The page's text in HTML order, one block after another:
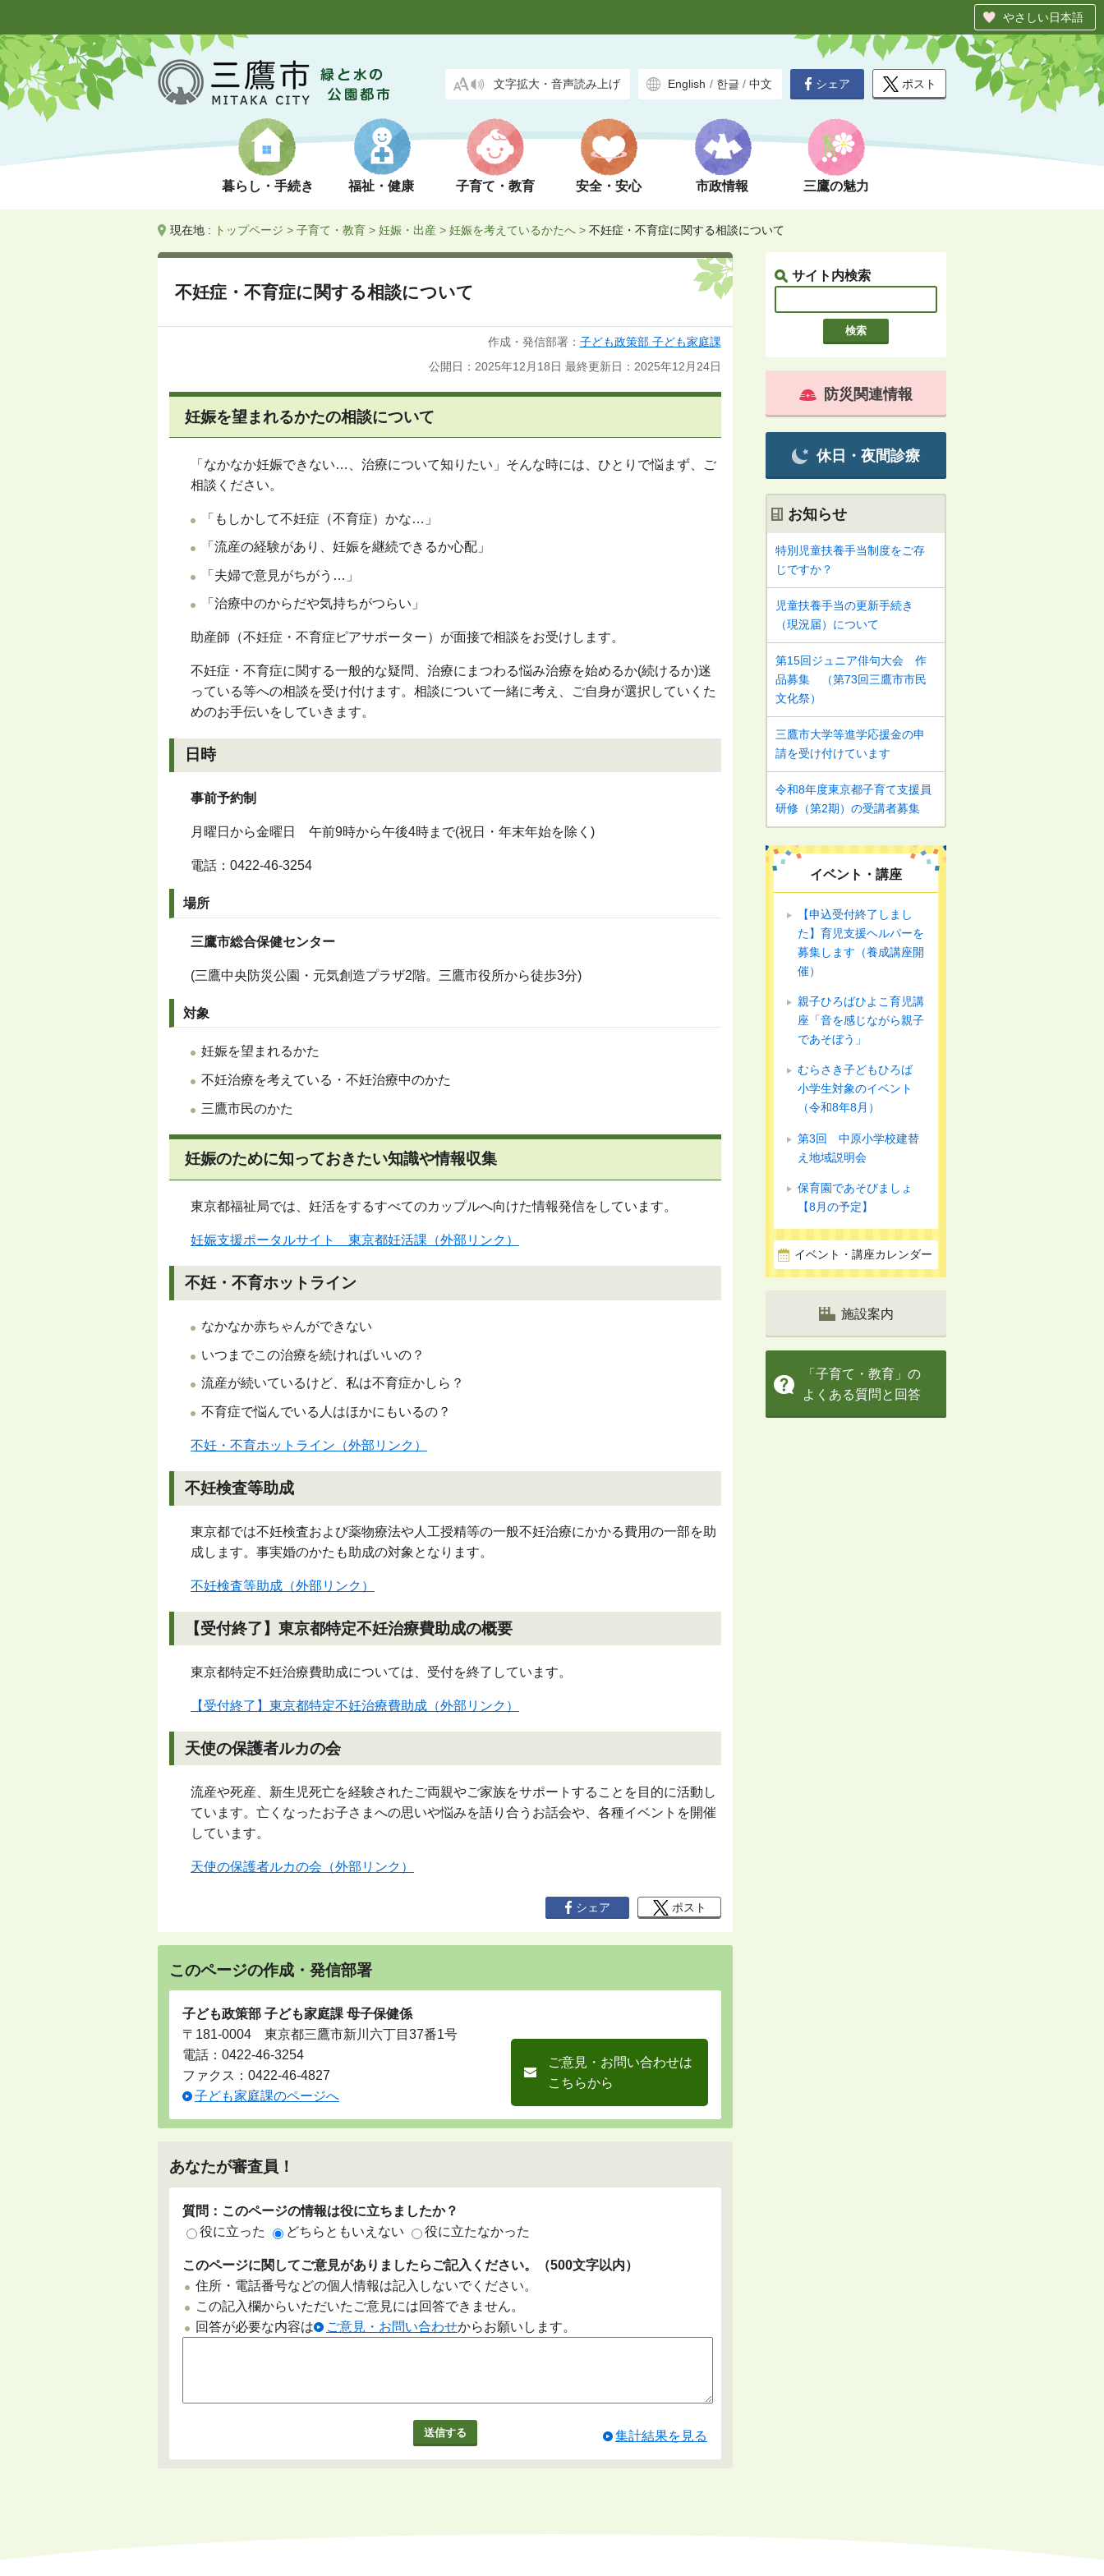
やさしい日本語
文字拡大・音声読み上げ English / 한글 / 中文
暮らし・手続き 福祉・健康 子育て・教育 安全・安心 市政情報 三鷹の魅力
シェア ポスト
現在地 : トップページ > 子育て・教育 > 妊娠・出産 > 妊娠を考えているかたへ > 不妊症・不育症に関する相談について
サイト内検索
不妊症・不育症に関する相談について
作成・発信部署： 子ども政策部 子ども家庭課
公開日：2025年12月18日 最終更新日：2025年12月24日
妊娠を望まれるかたの相談について
「なかなか妊娠できない…、治療について知りたい」そんな時には、ひとりで悩まず、ご
相談ください。
「もしかして不妊症（不育症）かな…」
「流産の経験があり、妊娠を継続できるか心配」
「夫婦で意見がちがう…」
「治療中のからだや気持ちがつらい」
助産師（不妊症・不育症ピアサポーター）が面接で相談をお受けします。
不妊症・不育症に関する一般的な疑問、治療にまつわる悩み治療を始めるか(続けるか)迷
っている等への相談を受け付けます。相談について一緒に考え、ご自身が選択していくた
めのお手伝いをしていきます。
日時
事前予約制
月曜日から金曜日 午前9時から午後4時まで(祝日・年末年始を除く)
電話： 0422-46-3254
場所
三鷹市総合保健センター
(三鷹中央防災公園・元気創造プラザ2階。三鷹市役所から徒歩3分)
対象
妊娠を望まれるかた
不妊治療を考えている・不妊治療中のかた
三鷹市民のかた
妊娠のために知っておきたい知識や情報収集
東京都福祉局では、妊活をするすべてのカップルへ向けた情報発信をしています。
妊娠支援ポータルサイト 東京都妊活課（外部リンク）
不妊・不育ホットライン
なかなか赤ちゃんができない
いつまでこの治療を続ければいいの？
流産が続いているけど、私は不育症かしら？
不育症で悩んでいる人はほかにもいるの？
不妊・不育ホットライン（外部リンク）
不妊検査等助成
東京都では不妊検査および薬物療法や人工授精等の一般不妊治療にかかる費用の一部を助
成します。事実婚のかたも助成の対象となります。
不妊検査等助成（外部リンク）
【受付終了】東京都特定不妊治療費助成の概要
東京都特定不妊治療費助成については、受付を終了しています。
【受付終了】東京都特定不妊治療費助成（外部リンク）
天使の保護者ルカの会
流産や死産、新生児死亡を経験されたご両親やご家族をサポートすることを目的に活動し
ています。亡くなったお子さまへの思いや悩みを語り合うお話会や、各種イベントを開催
しています。
天使の保護者ルカの会（外部リンク）
シェア ポスト
このページの作成・発信部署
子ども政策部 子ども家庭課 母子保健係
〒181-0004 東京都三鷹市新川六丁目37番1号
電話： 0422-46-3254
ファクス：0422-46-4827
子ども家庭課のページへ
ご意見・お問い合わせは
こちらから
あなたが審査員！
質問：このページの情報は役に立ちましたか？
役に立った
どちらともいえない 役に立たなかった
このページに関してご意見がありましたらご記入ください。（500文字以内）
住所・電話番号などの個人情報は記入しないでください。
この記入欄からいただいたご意見には回答できません。
回答が必要な内容は
ご意見・お問い合わせからお願いします。
集計結果を見る
防災関連情報
休日・夜間診療
お知らせ
特別児童扶養手当制度をご存
じですか？
児童扶養手当の更新手続き
（現況届）について
第15回ジュニア俳句大会 作
品募集 （第73回三鷹市市民
文化祭）
三鷹市大学等進学応援金の申
請を受け付けています
令和8年度東京都子育て支援員
研修（第2期）の受講者募集
イベント・講座
【申込受付終了しまし
た】育児支援ヘルパーを
募集します（養成講座開
催）
親子ひろばひよこ育児講
座「音を感じながら親子
であそぼう」
むらさき子どもひろば
小学生対象のイベント
（令和8年8月）
第3回 中原小学校建替
え地域説明会
保育園であそびましょ
【8月の予定】
イベント・講座カレンダー
施設案内
「子育て・教育」の
よくある質問と回答